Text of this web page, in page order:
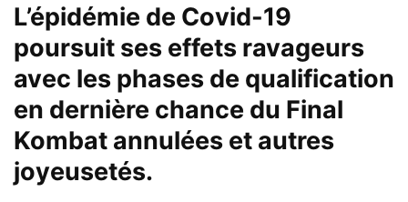
L’épidémie de Covid-19
poursuit ses effets ravageurs
avec les phases de qualification
en dernière chance du Final
Kombat annulées et autres
joyeusetés.